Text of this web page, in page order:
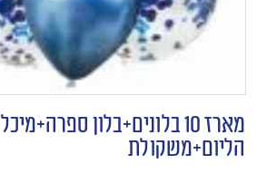
מארז 10 בלונים+בלון ספרה+מיכל
הליום+משקולת